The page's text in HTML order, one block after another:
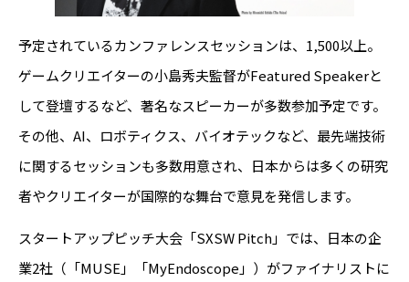
予定されているカンファレンスセッションは、1,500以上。
ゲームクリエイターの小島秀夫監督がFeatured Speakerと
して登壇するなど、著名なスピーカーが多数参加予定です。
その他、AI、ロボティクス、バイオテックなど、最先端技術
に関するセッションも多数用意され、日本からは多くの研究
者やクリエイターが国際的な舞台で意見を発信します。
スタートアップピッチ大会「SXSW Pitch」では、日本の企
業2社（「MUSE」「MyEndoscope」）がファイナリストに